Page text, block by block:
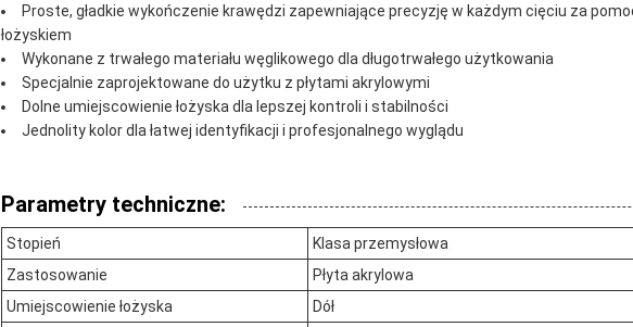
Proste, gładkie wykończenie krawędzi zapewniające precyzję w każdym cięciu za
łożyskiem
Wykonane z trwałego materiału węglikowego dla długotrwałego użytkowania
Specjalnie zaprojektowane do użytku z płytami akrylowymi
Dolne umiejscowienie łożyska dla lepszej kontroli i stabilności
Jednolity kolor dla łatwej identyfikacji i profesjonalnego wyglądu
Parametry techniczne:
Stopień
Klasa przemysłowa
Zastosowanie
Płyta akrylowa
Umiejscowienie łożyska
Dół